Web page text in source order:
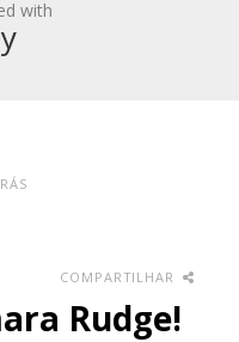
with
COMPARTILHAR
Rudge!